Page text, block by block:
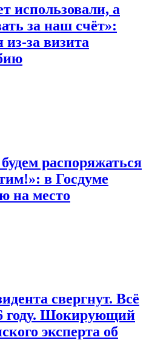
использовали, а
за наш счёт»:
из-за визита
распоряжаться
в Госдуме
на место
свергнут. Всё
году. Шокирующий
эксперта об